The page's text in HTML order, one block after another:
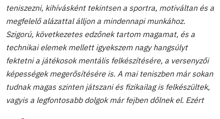
teniszezni, kihívásként tekintsen a sportra, motiváltan és a
megfelelő alázattal álljon a mindennapi munkához.
Szigorú, következetes edzőnek tartom magamat, és a
technikai elemek mellett igyekszem nagy hangsúlyt
fektetni a játékosok mentális felkészítésére, a versenyzői
képességek megerősítésére is. A mai teniszben már sokan
tudnak magas szinten játszani és fizikailag is felkészültek,
vagyis a legfontosabb dolgok már fejben dőlnek el. Ezért